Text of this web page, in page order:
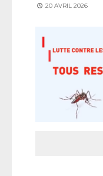
20 AVRIL 2026